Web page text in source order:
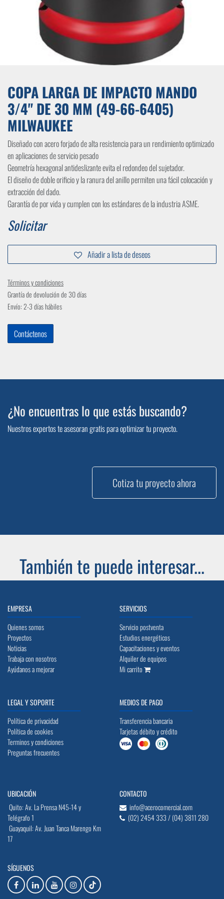
COPA LARGA DE IMPACTO MANDO
3/4" DE 30 MM (49-66-6405)
MILWAUKEE
Diseñado con acero forjado de alta resistencia para un rendimiento optimizado
en aplicaciones de servicio pesado
Geometría hexagonal antideslizante evita el redondeo del sujetador.
El diseño de doble orificio y la ranura del anillo permiten una fácil colocación y
extracción del dado.
Garantía de por vida y cumplen con los estándares de la industria ASME.
Solicitar
Añadir a lista de deseos
Términos y condiciones
Grantía de devolución de 30 días
Envío: 2-3 días hábiles
Contáctenos
¿No encuentras lo que estás buscando?
Nuestros expertos te asesoran gratis para optimizar tu proyecto.
Cotiza tu proyecto ahora
También te puede interesar...
EMPRESA
Quienes somos
Proyectos
Noticias
Trabaja con nosotros
Ayúdanos a mejorar
SERVICIOS
Servicio postventa
Estudios energéticos
Capacitaciones y eventos
Alquiler de equipos
Mi carrito
LEGAL Y SOPORTE
Política de privacidad
Política de cookies
Terminos y condiciones
Preguntas frecuentes
MEDIOS DE PAGO
Transferencia bancaria
Tarjetas débito y crédito
UBICACIÓN
Quito: Av. La Prensa N45-14 y
Telégrafo 1
Guayaquil: Av. Juan Tanca Marengo Km
17
CONTACTO
info@acerocomercial.com
(02) 2454 333 / (04) 3811 280
SÍGUENOS